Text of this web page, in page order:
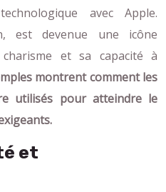
avec Apple.
est devenue une icône
et sa capacité à
montrent comment les
utilisés pour atteindre le
et